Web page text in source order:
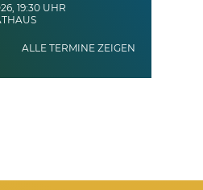
19:30 UHR
ALLE TERMINE ZEIGEN